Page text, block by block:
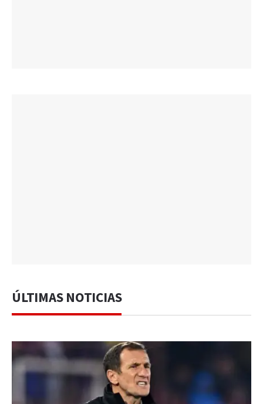
ÚLTIMAS NOTICIAS